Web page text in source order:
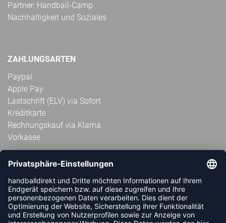
Partner: Handball-Camp
Nachhaltigkeit und Soziales
ZAHLUNGSARTEN
Paypal
Apple Pay
Lastschrift (ELV) via Sofort
Kreditkarte
Rechnungskauf via Klarna
Vorkasse
ABONNIERE JETZT DEN KOSTENLOSEN
HANDBALLDIREKT-NEWSLETTER UND VERPASSE KEINE
NEUIGKEIT ODER AKTION MEHR.
JETZT ANMELDEN